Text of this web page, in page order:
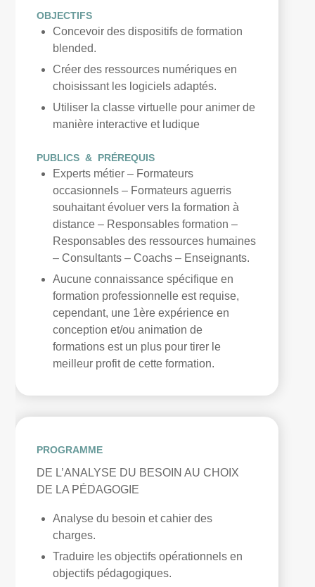
OBJECTIFS
Concevoir des dispositifs de formation
blended.
Créer des ressources numériques en
choisissant les logiciels adaptés.
Utiliser la classe virtuelle pour animer de
manière interactive et ludique
PUBLICS & PRÉREQUIS
Experts métier – Formateurs
occasionnels – Formateurs aguerris
souhaitant évoluer vers la formation à
distance – Responsables formation –
Responsables des ressources humaines
– Consultants – Coachs – Enseignants.
Aucune connaissance spécifique en
formation professionnelle est requise,
cependant, une 1ère expérience en
conception et/ou animation de
formations est un plus pour tirer le
meilleur profit de cette formation.
PROGRAMME
DE L’ANALYSE DU BESOIN AU CHOIX
DE LA PÉDAGOGIE
Analyse du besoin et cahier des
charges.
Traduire les objectifs opérationnels en
objectifs pédagogiques.